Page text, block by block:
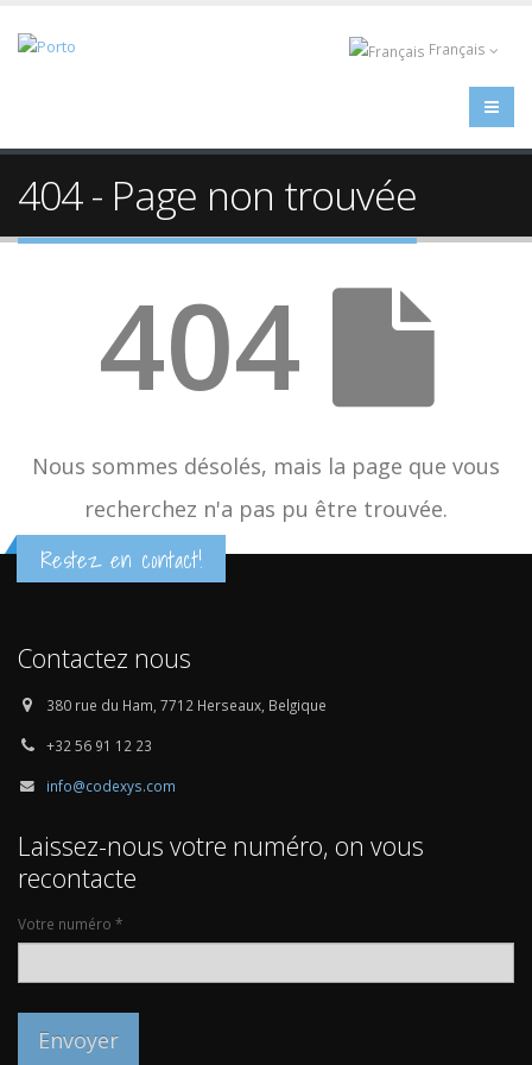
Français
404 - Page non trouvée
404
Nous sommes désolés, mais la page que vous
recherchez n'a pas pu être trouvée.
Restez en contact!
Contactez nous
380 rue du Ham, 7712 Herseaux, Belgique
+32 56 91 12 23
info@codexys.com
Laissez-nous votre numéro, on vous
recontacte
Votre numéro *